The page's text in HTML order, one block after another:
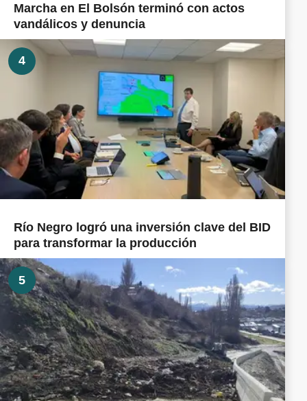
Marcha en El Bolsón terminó con actos
vandálicos y denuncia
4
Río Negro logró una inversión clave del BID
para transformar la producción
5